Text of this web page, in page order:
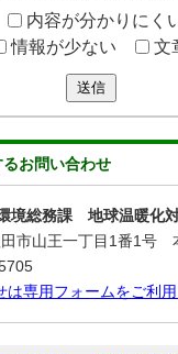
内容が分かりにく
情報が少ない 文
送信
お問い合わせ
境総務課 地球温暖化
市山王一丁目1番1号
は専用フォームをご利用